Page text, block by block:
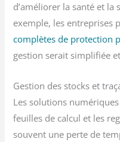
d’améliorer la santé et la
exemple, les entreprises
complètes de protection
gestion serait simplifiée
Gestion des stocks et
Les solutions
feuilles de calcul et les
souvent une perte de